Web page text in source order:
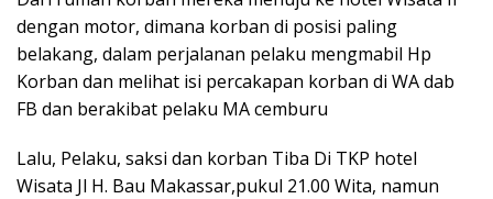
dengan motor, dimana korban di posisi paling
belakang, dalam perjalanan pelaku mengmabil Hp
Korban dan melihat isi percakapan korban di WA dab
FB dan berakibat pelaku MA cemburu
Lalu, Pelaku, saksi dan korban Tiba Di TKP hotel
Wisata Jl H. Bau Makassar,pukul 21.00 Wita, namun